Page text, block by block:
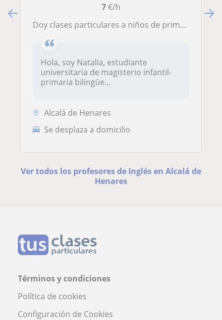
7€/h
Doy clases particulares a niños de primaria
Hola, soy Natalia, estudiante
universitaria de magisterio infantil-
primaria bilingüe...
Alcalá de Henares
Se desplaza a domicilio
Ver todos los profesores de Inglés en Alcalá de
Henares
Términos y condiciones
Política de cookies
Configuración de Cookies